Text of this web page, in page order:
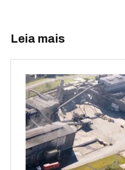
Leia mais